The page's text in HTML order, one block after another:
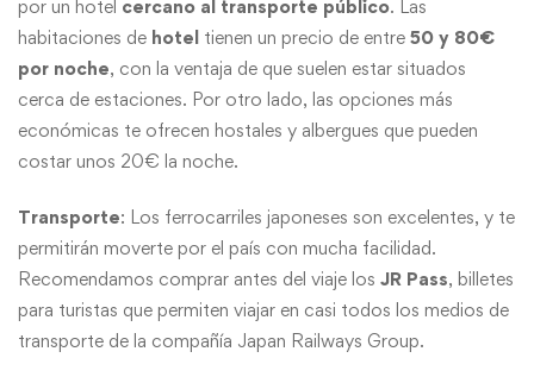
por un hotel cercano al transporte público. Las
habitaciones de hotel tienen un precio de entre 50 y 80€
por noche, con la ventaja de que suelen estar situados
cerca de estaciones. Por otro lado, las opciones más
económicas te ofrecen hostales y albergues que pueden
costar unos 20€ la noche.
Transporte: Los ferrocarriles japoneses son excelentes, y te
permitirán moverte por el país con mucha facilidad.
Recomendamos comprar antes del viaje los JR Pass, billetes
para turistas que permiten viajar en casi todos los medios de
transporte de la compañía Japan Railways Group.